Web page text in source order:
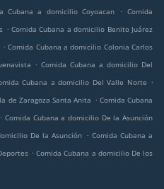
Cubana a domicilio Coyoacan . Comida
. Comida Cubana a domicilio Benito Juárez
. Comida Cubana a domicilio Colonia Carlos
. Comida Cubana a domicilio Del
Cubana a domicilio Del Valle Norte .
de Zaragoza Santa Anita . Comida Cubana
. Comida Cubana a domicilio De la Asunción
De la Asunción . Comida Cubana a
. Comida Cubana a domicilio De los